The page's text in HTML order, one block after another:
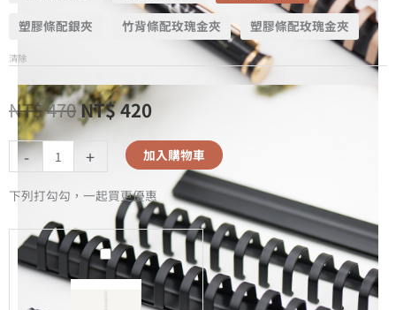
塑膠條配銀夾 竹背條配玫瑰金夾 塑膠條配玫瑰金夾
清除
NT$470NT$420
- + 加入購物車
下列打勾勾，一起買更優惠
A5
無